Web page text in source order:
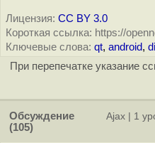
Лицензия: CC BY 3.0
Короткая ссылка: https://
Ключевые слова: qt, android,
При перепечатке указание
Обсуждение
(105)
Ajax 1